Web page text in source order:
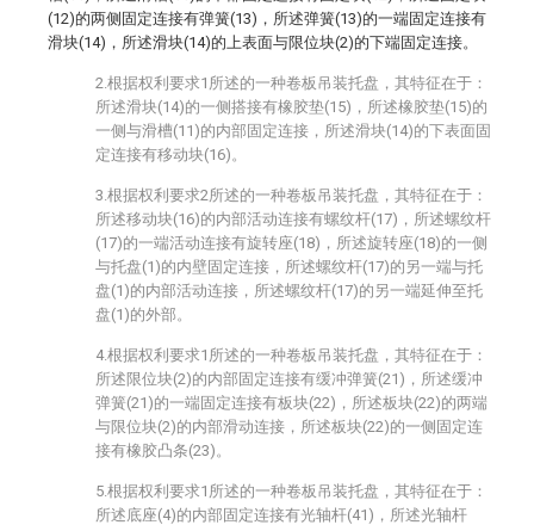
(12)的两侧固定连接有弹簧(13)，所述弹簧(13)的一端固定连接有
滑块(14)，所述滑块(14)的上表面与限位块(2)的下端固定连接。
2.根据权利要求1所述的一种卷板吊装托盘，其特征在于：
所述滑块(14)的一侧搭接有橡胶垫(15)，所述橡胶垫(15)的
一侧与滑槽(11)的内部固定连接，所述滑块(14)的下表面固
定连接有移动块(16)。
3.根据权利要求2所述的一种卷板吊装托盘，其特征在于：
所述移动块(16)的内部活动连接有螺纹杆(17)，所述螺纹杆
(17)的一端活动连接有旋转座(18)，所述旋转座(18)的一侧
与托盘(1)的内壁固定连接，所述螺纹杆(17)的另一端与托
盘(1)的内部活动连接，所述螺纹杆(17)的另一端延伸至托
盘(1)的外部。
4.根据权利要求1所述的一种卷板吊装托盘，其特征在于：
所述限位块(2)的内部固定连接有缓冲弹簧(21)，所述缓冲
弹簧(21)的一端固定连接有板块(22)，所述板块(22)的两端
与限位块(2)的内部滑动连接，所述板块(22)的一侧固定连
接有橡胶凸条(23)。
5.根据权利要求1所述的一种卷板吊装托盘，其特征在于：
所述底座(4)的内部固定连接有光轴杆(41)，所述光轴杆